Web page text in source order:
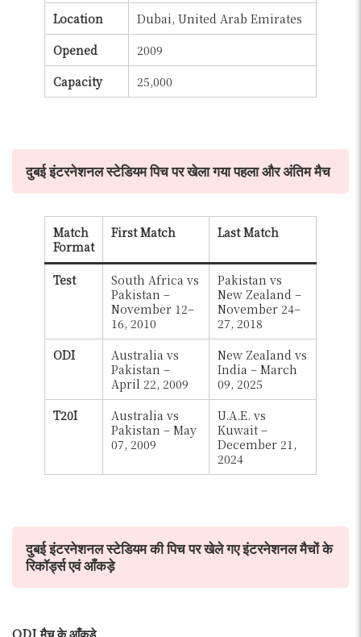
Location
Dubai, United Arab Emirates
Opened
2009
Capacity
25,000
दुबई इंटरनेशनल स्टेडियम पिच पर खेला गया पहला और अंतिम मैच
Match
Format
First Match Last Match
Test
South Africa vs
Pakistan –
November 12–
16, 2010
Pakistan vs
New Zealand –
November 24–
27, 2018
ODI
Australia vs
Pakistan –
April 22, 2009
New Zealand vs
India – March
09, 2025
T20I
Australia vs
Pakistan – May
07, 2009
U.A.E. vs
Kuwait –
December 21,
2024
दुबई इंटरनेशनल स्टेडियम की पिच पर खेले गए इंटरनेशनल मैचों के
रिकॉर्ड्स एवं आँकड़े
ODI मैच के आँकड़े